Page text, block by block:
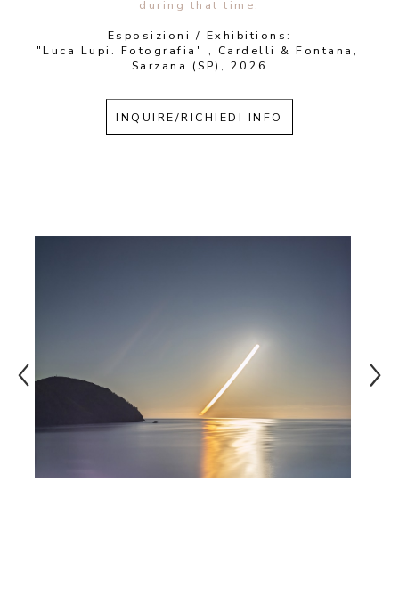
during that time.
Esposizioni / Exhibitions:
"Luca Lupi. Fotografia" , Cardelli & Fontana,
Sarzana (SP), 2026
INQUIRE/RICHIEDI INFO